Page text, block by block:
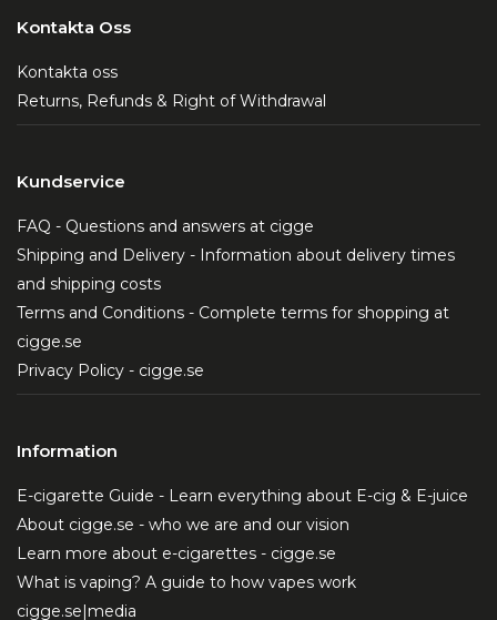
Kontakta Oss
Kontakta oss
Returns, Refunds & Right of Withdrawal
Kundservice
FAQ - Questions and answers at cigge
Shipping and Delivery - Information about delivery times
and shipping costs
Terms and Conditions - Complete terms for shopping at
cigge.se
Privacy Policy - cigge.se
Information
E-cigarette Guide - Learn everything about E-cig & E-juice
About cigge.se - who we are and our vision
Learn more about e-cigarettes - cigge.se
What is vaping? A guide to how vapes work
cigge.se|media